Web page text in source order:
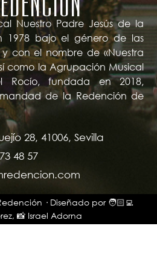
Nuestro Padre Jesús de la
1978 bajo el género de las
con el nombre de «Nuestra
como la Agrupación Musical
Rocío, fundada en 2018,
de la Redención de
28, 41006, Sevilla
48 57
· Diseñado por 🧑🏻‍💻
📸 Israel Adorna